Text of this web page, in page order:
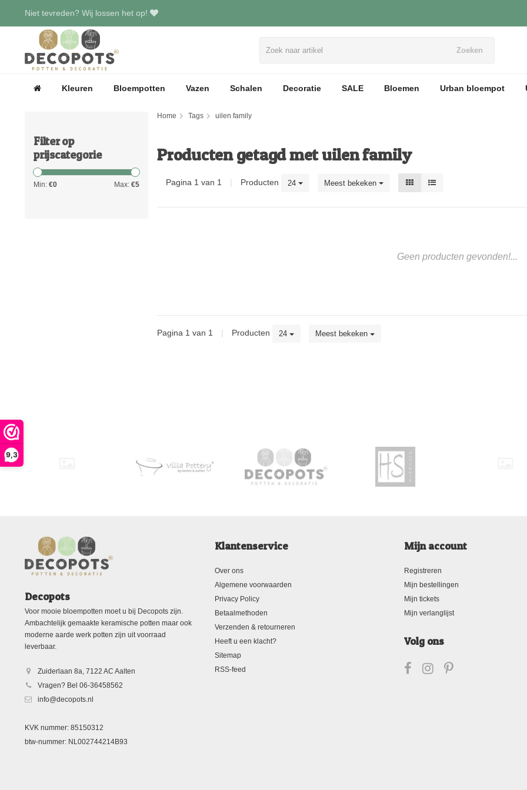
9,3
Niet tevreden? Wij lossen het op!
Zoeken
Kleuren Bloempotten Vazen Schalen Decoratie SALE Bloemen Urban bloempot
Filter op
prijscategorie
Min: €0 Max: €5
Home Tags uilen family
Producten getagd met uilen family
Pagina 1 van 1 | Producten 24 Meest bekeken
Geen producten gevonden!...
Pagina 1 van 1 | Producten 24 Meest bekeken
Decopots
Voor mooie bloempotten moet u bij Decopots zijn.
Ambachtelijk gemaakte keramische potten maar ook
moderne aarde werk potten zijn uit voorraad
leverbaar.
Zuiderlaan 8a, 7122 AC Aalten
Vragen? Bel 06-36458562
info@decopots.nl
KVK nummer: 85150312
btw-nummer: NL002744214B93
Klantenservice
Over ons
Algemene voorwaarden
Privacy Policy
Betaalmethoden
Verzenden & retourneren
Heeft u een klacht?
Sitemap
RSS-feed
Mijn account
Registreren
Mijn bestellingen
Mijn tickets
Mijn verlanglijst
Volg ons